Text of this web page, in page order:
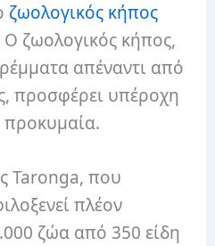
ζωολογικός κήπος
Ο ζωολογικός κήπος,
απέναντι από
προσφέρει υπέροχη
προκυμαία.
Taronga, που
πλέον
ζώα από 350 είδη